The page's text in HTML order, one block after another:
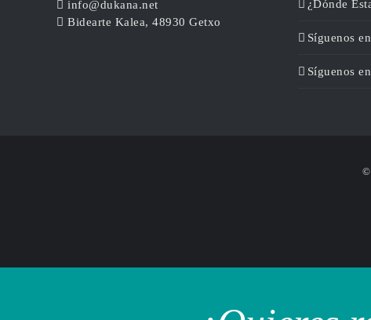
info@dukana.net
Bidearte Kalea, 48930 Getxo
¿Dónde
Síguenos
Síguenos
©